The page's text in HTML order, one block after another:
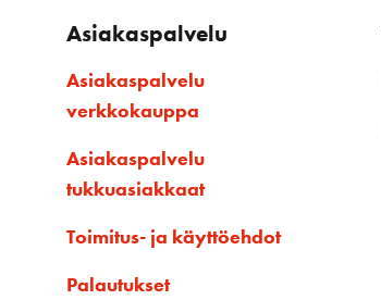
Asiakaspalvelu
Asiakaspalvelu
verkkokauppa
Asiakaspalvelu
tukkuasiakkaat
Toimitus- ja käyttöehdot
Palautukset